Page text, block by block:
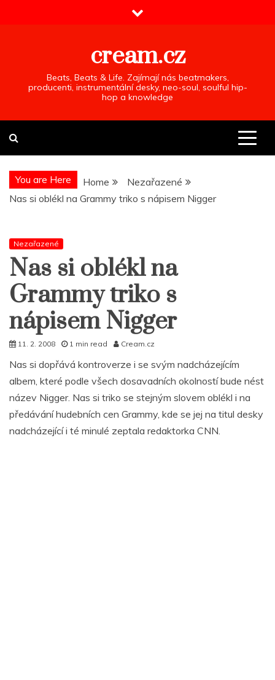
cream.cz
Beats, Beats & Life. Zajímají nás beatmakers,
producenti, instrumentální desky, neo-soul, soulful hip-
hop a knowledge
You are Here Home
Nezařazené
Nas si oblékl na Grammy triko s nápisem Nigger
Nezařazené
Nas si oblékl na
Grammy triko s
nápisem Nigger
11. 2. 2008 1 min read Cream.cz
Nas si dopřává kontroverze i se svým nadcházejícím
albem, které podle všech dosavadních okolností bude nést
název Nigger. Nas si triko se stejným slovem oblékl i na
předávání hudebních cen Grammy, kde se jej na titul desky
nadcházející i té minulé zeptala redaktorka CNN.